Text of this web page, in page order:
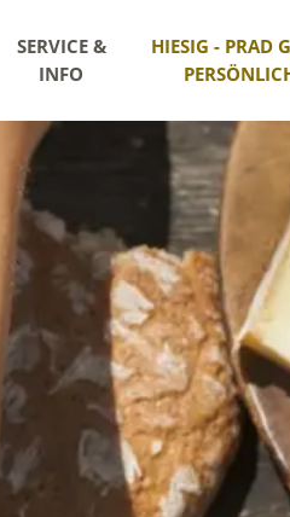
SERVICE &
INFO
HIESIG - PRAD